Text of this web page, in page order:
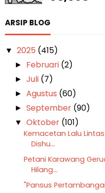
ARSIP BLOG
▼ 2025 (415)
► Februari (2)
►Juli (7)
► Agustus (60)
►September (90)
▼Oktober (101)
Kemacetan Lalu
Dishu...
Petani Karawang
Hilang...
"Pansus